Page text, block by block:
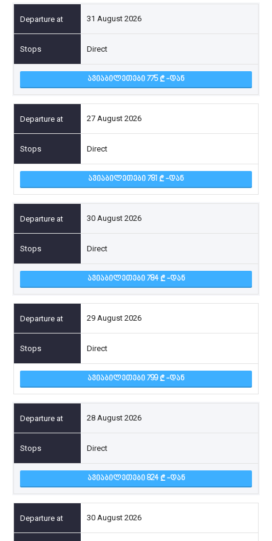
31 August 2026
Direct
ᲐᲕᲘᲐᲑᲘᲚᲔᲗᲔᲑᲘ 775 -ᲓᲐᲜ
27 August 2026
Direct
ᲐᲕᲘᲐᲑᲘᲚᲔᲗᲔᲑᲘ 781 -ᲓᲐᲜ
30 August 2026
Direct
ᲐᲕᲘᲐᲑᲘᲚᲔᲗᲔᲑᲘ 784 -ᲓᲐᲜ
29 August 2026
Direct
ᲐᲕᲘᲐᲑᲘᲚᲔᲗᲔᲑᲘ 799 -ᲓᲐᲜ
28 August 2026
Direct
ᲐᲕᲘᲐᲑᲘᲚᲔᲗᲔᲑᲘ 824 -ᲓᲐᲜ
30 August 2026